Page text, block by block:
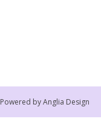
Powered byAnglia Design